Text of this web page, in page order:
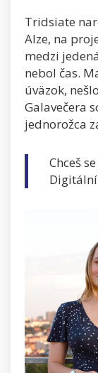
Tridsiate
Alze, na
medzi
nebol čas.
úväzok,
Galavečera
jednorožca
Chceš